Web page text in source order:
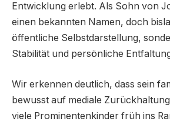
Entwicklung erlebt. Als Sohn von
einen bekannten Namen, doch
öffentliche Selbstdarstellung,
Stabilität und persönliche
Wir erkennen deutlich, dass sein
bewusst auf mediale
viele Prominentenkinder früh ins